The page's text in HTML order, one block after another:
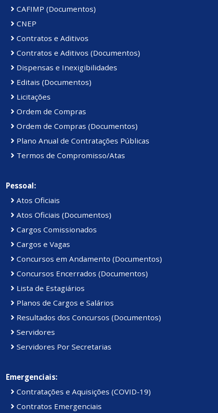
CAFIMP (Documentos)
CNEP
Contratos e Aditivos
Contratos e Aditivos (Documentos)
Dispensas e Inexigibilidades
Editais (Documentos)
Licitações
Ordem de Compras
Ordem de Compras (Documentos)
Plano Anual de Contratações Públicas
Termos de Compromisso/Atas
Pessoal:
Atos Oficiais
Atos Oficiais (Documentos)
Cargos Comissionados
Cargos e Vagas
Concursos em Andamento (Documentos)
Concursos Encerrados (Documentos)
Lista de Estagiários
Planos de Cargos e Salários
Resultados dos Concursos (Documentos)
Servidores
Servidores Por Secretarias
Emergenciais:
Contratações e Aquisições (COVID-19)
Contratos Emergenciais